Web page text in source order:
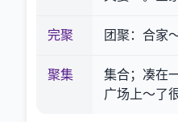
完聚 团聚：合家～
聚集
集合；凑在
广场上～了